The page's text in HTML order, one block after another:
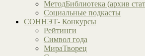
МетодБиблиотека (архив
Социальные подкасты
СОННЭТ- Конкурсы
Рейтинги
Символ года
МираТворец